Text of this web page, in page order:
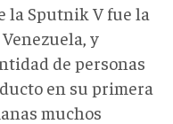
la Sputnik V fue la
y
de personas
en su primera
muchos